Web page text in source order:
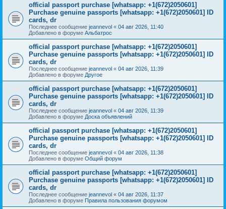
official passport purchase [whatsapp: +1(672)2050601]
Purchase genuine passports [whatsapp: +1(672)2050601] ID
cards, dr
Последнее сообщение jeannevol « 04 авг 2026, 11:40
Добавлено в форуме Альбатрос
official passport purchase [whatsapp: +1(672)2050601]
Purchase genuine passports [whatsapp: +1(672)2050601] ID
cards, dr
Последнее сообщение jeannevol « 04 авг 2026, 11:39
Добавлено в форуме Другое
official passport purchase [whatsapp: +1(672)2050601]
Purchase genuine passports [whatsapp: +1(672)2050601] ID
cards, dr
Последнее сообщение jeannevol « 04 авг 2026, 11:39
Добавлено в форуме Доска объявлений
official passport purchase [whatsapp: +1(672)2050601]
Purchase genuine passports [whatsapp: +1(672)2050601] ID
cards, dr
Последнее сообщение jeannevol « 04 авг 2026, 11:38
Добавлено в форуме Общий форум
official passport purchase [whatsapp: +1(672)2050601]
Purchase genuine passports [whatsapp: +1(672)2050601] ID
cards, dr
Последнее сообщение jeannevol « 04 авг 2026, 11:37
Добавлено в форуме Правила пользования форумом